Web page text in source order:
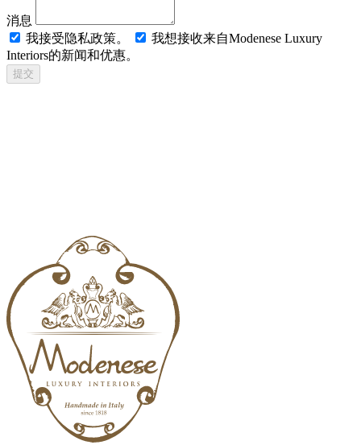
消息
我接受隐私政策。
我想接收来自Modenese Luxury
Interiors的新闻和优惠。
提交